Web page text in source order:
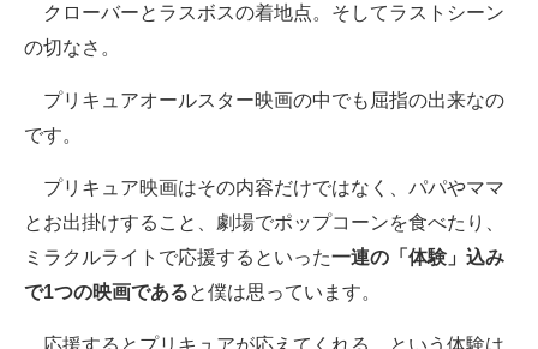
クローバーとラスボスの着地点。そしてラストシーン
の切なさ。
プリキュアオールスター映画の中でも屈指の出来なの
です。
プリキュア映画はその内容だけではなく、パパやママ
とお出掛けすること、劇場でポップコーンを食べたり、
ミラクルライトで応援するといった一連の「体験」込み
で1つの映画であると僕は思っています。